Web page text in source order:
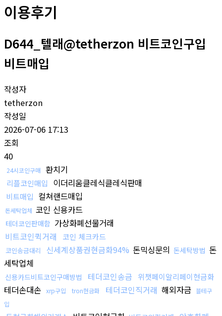
이용후기
D644_텔래@tetherzon 비트코인구입
비트매입
작성자
tetherzon
작성일
2026-07-06 17:13
조회
40
24시코인구매 환치기
리플코인매입 이더리움클레식클레식판매
비트매입 컬쳐랜드매입
돈세탁업체 코인 신용카드
테더코인판매함 가상화폐선물거래
비트코인퀵거래
코인 체크카드
코인송금대리 신세계상품권현금화94% 돈믹싱문의 돈세탁방법 돈
세탁업체
신용카드비트코인구매방법 테더코인송금 위챗페이알리페이현금화
테더손대손 xrp구입 tron현금화 테더코인직거래 해외자금 블테구
입